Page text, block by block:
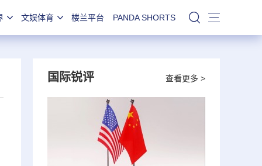
文娱体育 楼兰平台 PANDA SHORTS 站内搜索
查看更多 >
国际锐评